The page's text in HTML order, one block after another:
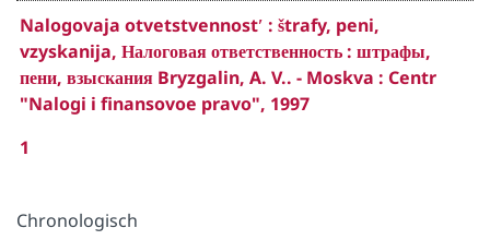
Nalogovaja otvetstvennostʹ : štrafy, peni,
vzyskanija, Налоговая ответственность : штрафы,
пени, взыскания Bryzgalin, A. V.. - Moskva : Centr
"Nalogi i finansovoe pravo", 1997
1
Chronologisch